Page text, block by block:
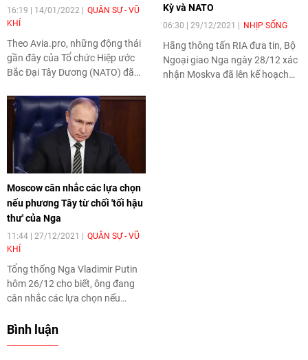
16:19 | 14/01/2022
QUÂN SỰ - VŨ
KHÍ
Theo Avia.pro, những động thái
gần đây của Tổ chức Hiệp ước
Bắc Đại Tây Dương (NATO) đã
phản ứng gay gắt, do đó, một
nhóm tàu chiến đã tiến về Biển
Baltic và khu vực Kaliningrad.
Kỳ và NATO
06:30 | 29/12/2021 NHỊP SỐNG
Hãng thông tấn RIA đưa tin, Bộ
Ngoại giao Nga ngày 28/12 xác
nhận Moskva đã lên kế hoạch
Moscow cân nhắc các lựa chọn
nếu phương Tây từ chối 'tối hậu
thư' của Nga
11:44 | 27/12/2021
QUÂN SỰ - VŨ
KHÍ
Tổng thống Nga Vladimir Putin
hôm 26/12 cho biết, ông đang
cân nhắc các lựa chọn nếu
những yêu cầu đảm bảo an ninh
Bình luận